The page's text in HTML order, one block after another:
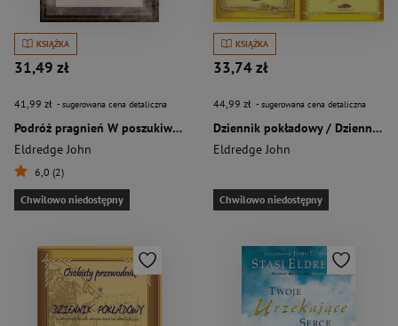
KSIĄŻKA
31,49 zł
41,99 zł - sugerowana cena detaliczna
Podróż pragnień W poszukiwaniu życia o jakim marzyliśmy
Eldredge John
6,0 (2)
Chwilowo niedostępny
KSIĄŻKA
33,74 zł
44,99 zł - sugerowana cena detaliczna
Dziennik pokładowy / Dziennik pokładowy osobisty przewodnik Pakiet
Eldredge John
Chwilowo niedostępny